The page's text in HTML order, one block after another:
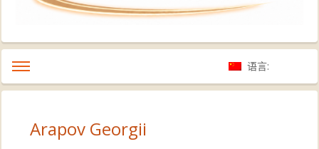
语言:
Arapov Georgii